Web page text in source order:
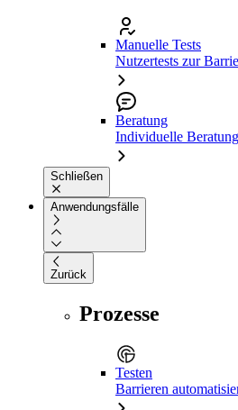
Manuelle Tests
Nutzertests zur
Beratung
Individuelle
Schließen
Anwendungsfälle
Zurück
Prozesse
Testen
Barrieren